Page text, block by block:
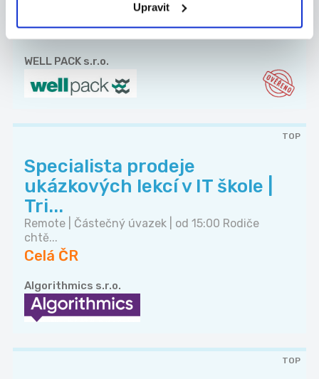
Upravit
Celá ČR
WELL PACK s.r.o.
TOP
Specialista prodeje
ukázkových lekcí v IT škole |
Tri...
Remote | Částečný úvazek | od 15:00 Rodiče
chtě...
Celá ČR
Algorithmics s.r.o.
TOP